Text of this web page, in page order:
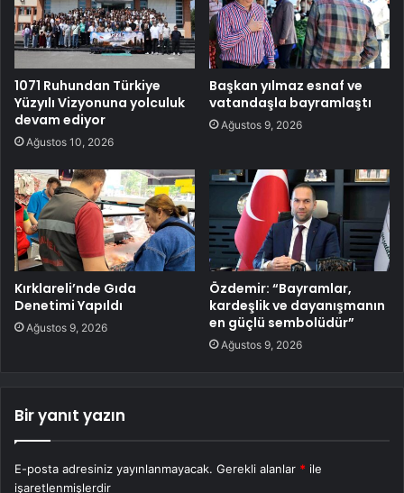
1071 Ruhundan Türkiye
Yüzyılı Vizyonuna yolculuk
devam ediyor
Ağustos 10, 2026
Başkan yılmaz esnaf ve
vatandaşla bayramlaştı
Ağustos 9, 2026
Kırklareli’nde Gıda
Denetimi Yapıldı
Ağustos 9, 2026
Özdemir: “Bayramlar,
kardeşlik ve dayanışmanın
en güçlü sembolüdür”
Ağustos 9, 2026
Bir yanıt yazın
E-posta adresiniz yayınlanmayacak. Gerekli alanlar * ile
işaretlenmişlerdir